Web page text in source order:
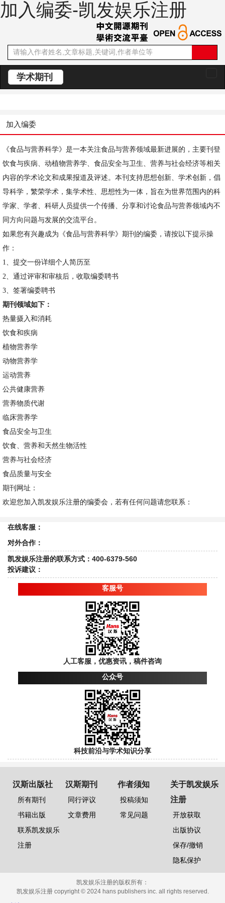
加入编委-凯发娱乐注册
学术期刊
换
加入编委
《食品与营养科学》是一本关注食品与营养领域最新进展的，主要刊登
饮食与疾病、动植物营养学、食品安全与卫生、营养与社会经济等相关
内容的学术论文和成果报道及评述。本刊支持思想创新、学术创新，倡
导科学，繁荣学术，集学术性、思想性为一体，旨在为世界范围内的科
学家、学者、科研人员提供一个传播、分享和讨论食品与营养领域内不
同方向问题与发展的交流平台。
如果您有兴趣成为 《食品与营养科学》 期刊的编委，请按以下提示操
作：
1、 提交一份详细个人简历至
2、通过评审和审核后，收取编委聘书
3、签署编委聘书
期刊领域如下：
热量摄入和消耗
饮食和疾病
植物营养学
动物营养学
运动营养
公共健康营养
营养物质代谢
临床营养学
食品安全与卫生
饮食、营养和天然生物活性
营养与社会经济
食品质量与安全
期刊网址：
欢迎您加入凯发娱乐注册的编委会，若有任何问题请您联系：
在线客服：
对外合作：
凯发娱乐注册的联系方式：400-6379-560
投诉建议：
客服号
人工客服，优惠资讯，稿件咨询
公众号
科技前沿与学术知识分享
汉斯出版社
所有期刊
书籍出版
联系凯发娱乐
注册
汉斯期刊
同行评议
文章费用
作者须知
投稿须知
常见问题
关于凯发娱乐
注册
开放获取
出版协议
保存/撤销
隐私保护
凯发娱乐注册的版权所有：
凯发娱乐注册 copyright © 2024 hans publishers inc. all rights reserved.